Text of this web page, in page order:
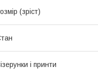
(зріст)
і принти